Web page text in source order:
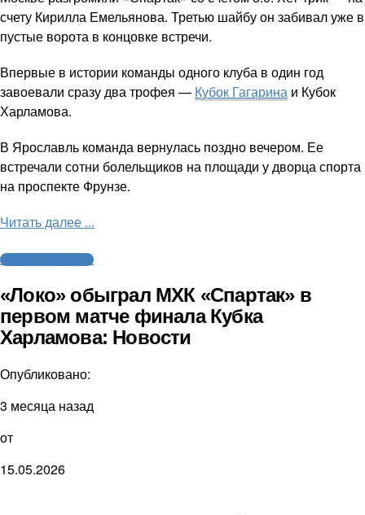
счету Кирилла Емельянова. Третью шайбу он забивал уже в
пустые ворота в концовке встречи.
Впервые в истории команды одного клуба в один год
завоевали сразу два трофея — Кубок Гагарина и Кубок
Харламова.
В Ярославль команда вернулась поздно вечером. Ее
встречали сотни болельщиков на площади у дворца спорта
на проспекте Фрунзе.
Читать далее ...
Молодежный хоккей
«Локо» обыграл МХК «Спартак» в
первом матче финала Кубка
Харламова: Новости
Опубликовано:
3 месяца назад
от
15.05.2026